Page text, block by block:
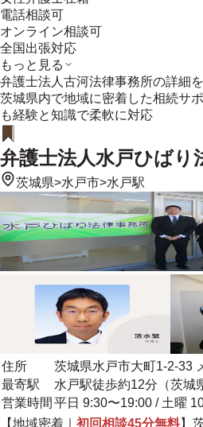
電話相談可
オンライン相談可
全国出張対応
もっと見る
弁護士法人古河法律事務所の詳細
茨城県内で地域に密着した相続サ
も経験と知識で柔軟に対応
弁護士法人水戸ひばり
茨城県>水戸市>水戸駅
住所
茨城県水戸市大町1-2-33
最寄駅
水戸駅徒歩約12分（茨城
営業時間 平日 9:30〜19:00 / 土曜
【地域密着 初回相談45分無料】